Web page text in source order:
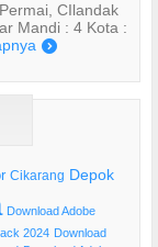
CIlandak
Mandi : 4 Kota :
)
Cikarang Depok
Download Adobe
2024 Download